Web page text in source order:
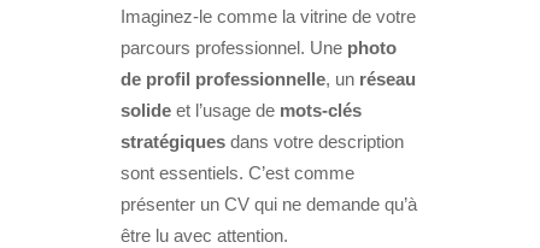
Imaginez-le comme la vitrine de votre
parcours professionnel. Une photo
de profil professionnelle, un réseau
solide et l’usage de mots-clés
stratégiques dans votre description
sont essentiels. C’est comme
présenter un CV qui ne demande qu’à
être lu avec attention.